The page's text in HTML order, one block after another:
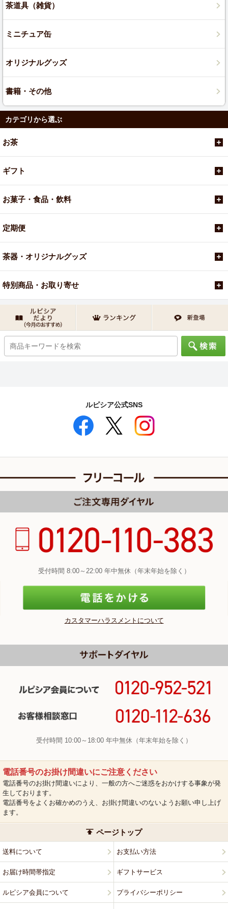
茶道具（雑貨）
ミニチュア缶
オリジナルグッズ
書籍・その他
カテゴリから選ぶ
お茶
ギフト
お菓子・食品・飲料
定期便
茶器・オリジナルグッズ
特別商品・お取り寄せ
ルピシア公式SNS
受付時間 8:00～22:00 年中無休（年末年始を除く）
カスタマーハラスメントについて
受付時間 10:00～18:00 年中無休（年末年始を除く）
電話番号のお掛け間違いにご注意ください
電話番号のお掛け間違いにより、一般の方へご迷惑をおかけする事象が発
生しております。
電話番号をよくお確かめのうえ、お掛け間違いのないようお願い申し上げ
ます。
ページトップ
送料について お支払い方法
お届け時間帯指定 ギフトサービス
ルピシア会員について プライバシーポリシー